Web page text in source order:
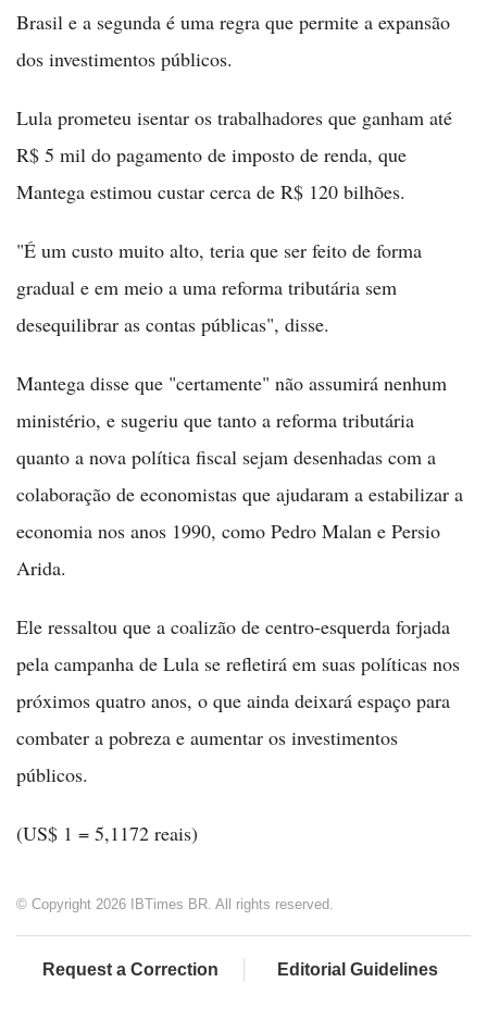
Brasil e a segunda é uma regra que permite a expansão
dos investimentos públicos.
Lula prometeu isentar os trabalhadores que ganham até
R$ 5 mil do pagamento de imposto de renda, que
Mantega estimou custar cerca de R$ 120 bilhões.
"É um custo muito alto, teria que ser feito de forma
gradual e em meio a uma reforma tributária sem
desequilibrar as contas públicas", disse.
Mantega disse que "certamente" não assumirá nenhum
ministério, e sugeriu que tanto a reforma tributária
quanto a nova política fiscal sejam desenhadas com a
colaboração de economistas que ajudaram a estabilizar a
economia nos anos 1990, como Pedro Malan e Persio
Arida.
Ele ressaltou que a coalizão de centro-esquerda forjada
pela campanha de Lula se refletirá em suas políticas nos
próximos quatro anos, o que ainda deixará espaço para
combater a pobreza e aumentar os investimentos
públicos.
(US$ 1 = 5,1172 reais)
© Copyright 2026 IBTimes BR. All rights reserved.
Request a Correction Editorial Guidelines